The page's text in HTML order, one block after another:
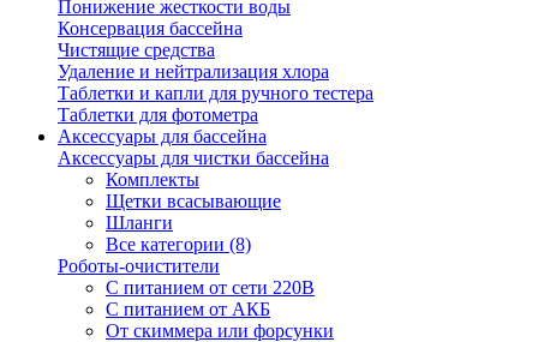
Понижение жесткости воды
Консервация бассейна
Чистящие средства
Удаление и нейтрализация хлора
Таблетки и капли для ручного тестера
Таблетки для фотометра
Аксессуары для бассейна
Аксессуары для чистки бассейна
Комплекты
Щетки всасывающие
Шланги
Все категории (8)
Роботы-очистители
С питанием от сети 220В
С питанием от АКБ
От скиммера или форсунки